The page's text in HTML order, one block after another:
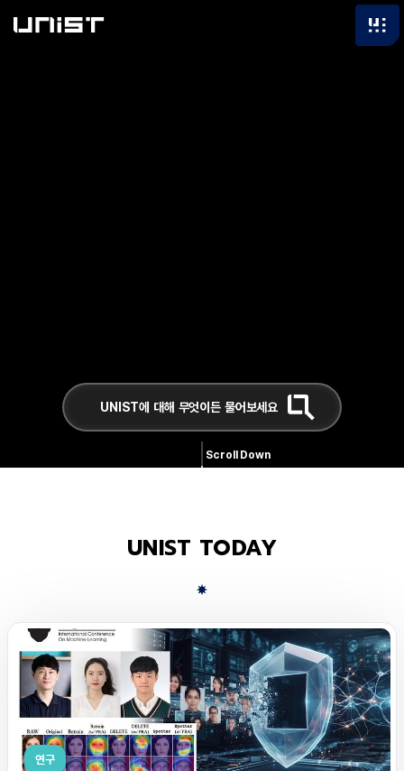
Scroll Down
UNIST TODAY
연구